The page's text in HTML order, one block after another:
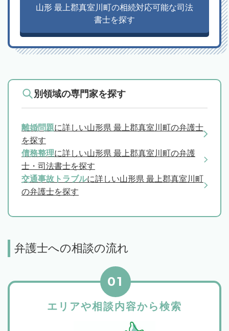
山形 最上郡真室川町の相続対応可能な司法
書士を探す
別領域の専門家を探す
離婚問題に詳しい山形県 最上郡真室川町の弁護士
を探す
債務整理に詳しい山形県 最上郡真室川町の弁護
士・司法書士を探す
交通事故トラブルに詳しい山形県 最上郡真室川町
の弁護士を探す
弁護士への相談の流れ
エリアや相談内容から検索
01